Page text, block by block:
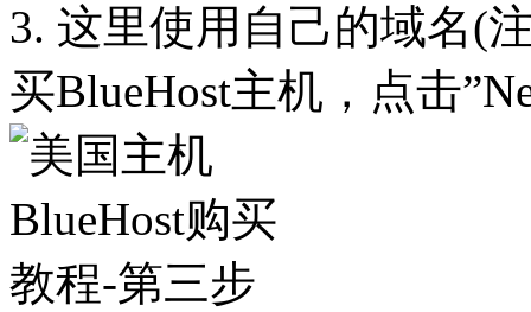
3. 这里使用自己的域名(
买BlueHost主机，点击